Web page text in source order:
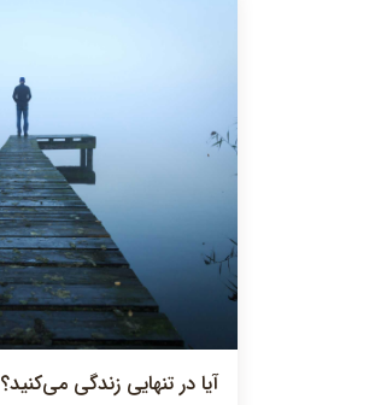
آيا در تنهايي زندگي مي‌كنيد؟